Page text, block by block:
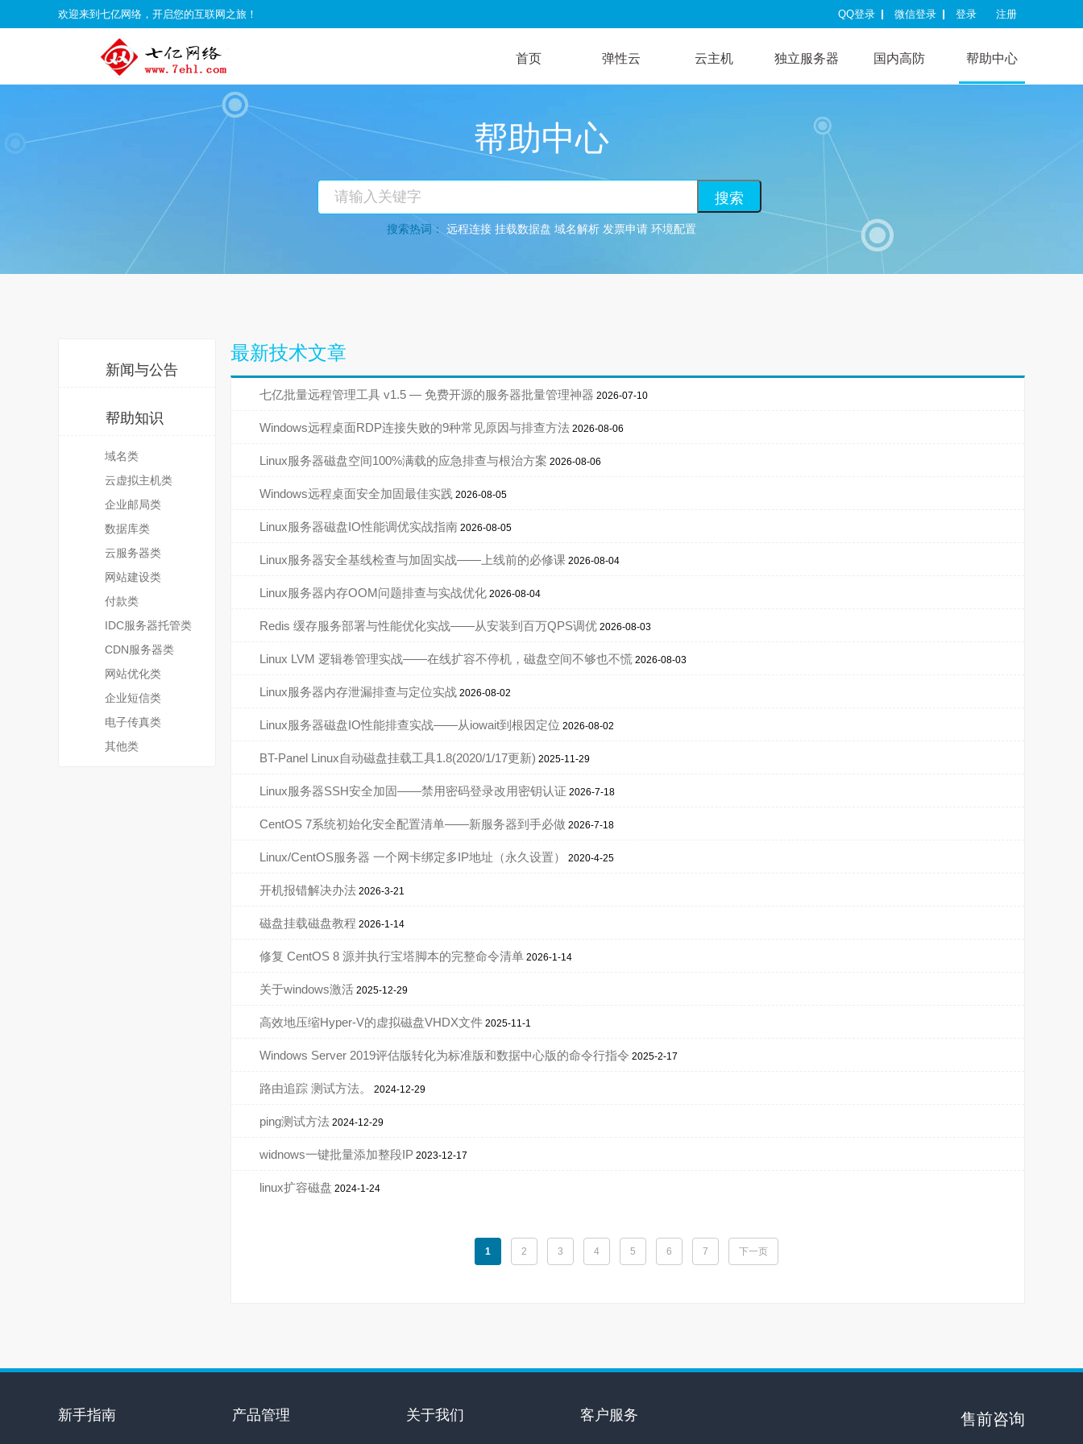
欢迎来到七亿网络，开启您的互联网之旅！ QQ登录 微信登录 登录 注册
首页 弹性云 云主机 独立服务器 国内高防 帮助中心
帮助中心
搜索热词： 远程连接 挂载数据盘 域名解析 发票申请 环境配置
新闻与公告
帮助知识
域名类
云虚拟主机类
企业邮局类
数据库类
云服务器类
网站建设类
付款类
IDC服务器托管类
CDN服务器类
网站优化类
企业短信类
电子传真类
其他类
最新技术文章
七亿批量远程管理工具 v1.5 — 免费开源的服务器批量管理神器 2026-07-10
Windows远程桌面RDP连接失败的9种常见原因与排查方法 2026-08-06
Linux服务器磁盘空间100%满载的应急排查与根治方案 2026-08-06
Windows远程桌面安全加固最佳实践 2026-08-05
Linux服务器磁盘IO性能调优实战指南 2026-08-05
Linux服务器安全基线检查与加固实战——上线前的必修课 2026-08-04
Linux服务器内存OOM问题排查与实战优化 2026-08-04
Redis 缓存服务部署与性能优化实战——从安装到百万QPS调优 2026-08-03
Linux LVM 逻辑卷管理实战——在线扩容不停机，磁盘空间不够也不慌 2026-08-03
Linux服务器内存泄漏排查与定位实战 2026-08-02
Linux服务器磁盘IO性能排查实战——从iowait到根因定位 2026-08-02
BT-Panel Linux自动磁盘挂载工具1.8(2020/1/17更新) 2025-11-29
Linux服务器SSH安全加固——禁用密码登录改用密钥认证 2026-7-18
CentOS 7系统初始化安全配置清单——新服务器到手必做 2026-7-18
Linux/CentOS服务器 一个网卡绑定多IP地址（永久设置） 2020-4-25
开机报错解决办法 2026-3-21
磁盘挂载磁盘教程 2026-1-14
修复 CentOS 8 源并执行宝塔脚本的完整命令清单 2026-1-14
关于windows激活 2025-12-29
高效地压缩Hyper-V的虚拟磁盘VHDX文件 2025-11-1
Windows Server 2019评估版转化为标准版和数据中心版的命令行指令 2025-2-17
路由追踪 测试方法。 2024-12-29
ping测试方法 2024-12-29
widnows一键批量添加整段IP 2023-12-17
linux扩容磁盘 2024-1-24
1 2 3 4 5 6 7 下一页
新手指南 产品管理 关于我们 客户服务 售前咨询